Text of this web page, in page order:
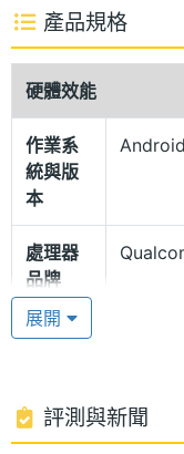
收簡訊、電話、
高通驍龍 435
Palm Phone 運行
幕底部向上滑動後
用自訂的 App，
動裝置。硬體方面
Snapdragon 435
心處理器、3GB
Fi、藍牙 4.2。
人臉解鎖
Palm Phone 搭載
產品規格
硬體效能
作業系
統與版
本
處理器
品牌
處理器
處理器
時脈
1.4+1.1
展開
評測與新聞